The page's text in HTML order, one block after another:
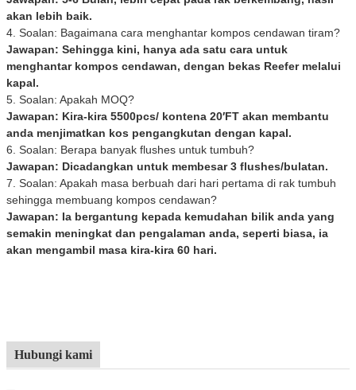
akan lebih baik.
4. Soalan: Bagaimana cara menghantar kompos cendawan tiram?
Jawapan: Sehingga kini, hanya ada satu cara untuk
menghantar kompos cendawan, dengan bekas Reefer melalui
kapal.
5. Soalan: Apakah MOQ?
Jawapan: Kira-kira 5500pcs/ kontena 20′FT akan membantu
anda menjimatkan kos pengangkutan dengan kapal.
6. Soalan: Berapa banyak flushes untuk tumbuh?
Jawapan: Dicadangkan untuk membesar 3 flushes/bulatan.
7. Soalan: Apakah masa berbuah dari hari pertama di rak tumbuh
sehingga membuang kompos cendawan?
Jawapan: Ia bergantung kepada kemudahan bilik anda yang
semakin meningkat dan pengalaman anda, seperti biasa, ia
akan mengambil masa kira-kira 60 hari.
Hubungi kami